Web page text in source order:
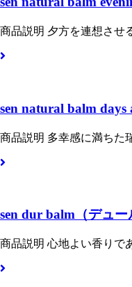
商品説明 夕方を連想させ
sen natural balm days
商品説明 多幸感に満ちた
sen dur balm（デュー
商品説明 心地よい香りで